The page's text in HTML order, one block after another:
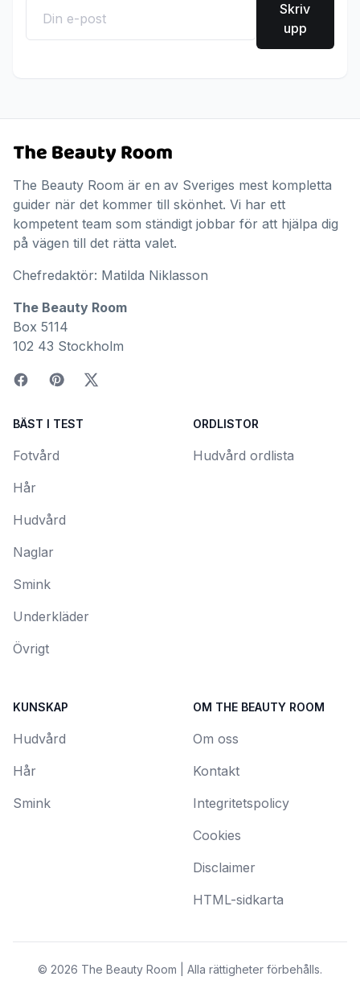
Skriv
upp
The Beauty Room är en av Sveriges mest kompletta
guider när det kommer till skönhet. Vi har ett
kompetent team som ständigt jobbar för att hjälpa dig
på vägen till det rätta valet.
Chefredaktör: Matilda Niklasson
The Beauty Room
Box 5114
102 43 Stockholm
BÄST I TEST
Fotvård
Hår
Hudvård
Naglar
Smink
Underkläder
Övrigt
ORDLISTOR
Hudvård ordlista
KUNSKAP
Hudvård
Hår
Smink
OM THE BEAUTY ROOM
Om oss
Kontakt
Integritetspolicy
Cookies
Disclaimer
HTML-sidkarta
© 2026 The Beauty Room | Alla rättigheter förbehålls.